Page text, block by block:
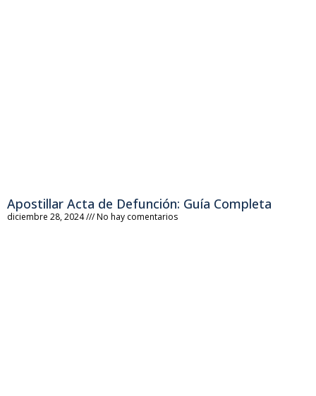
Apostillar Acta de Defunción: Guía Completa
diciembre 28, 2024 No hay comentarios